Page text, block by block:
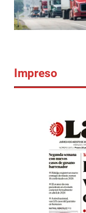
Impreso